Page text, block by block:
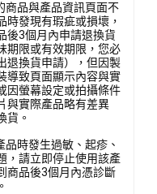
商品與產品資訊頁面不
時發現有瑕疵或損壞，
後3個月內申請退換貨
期限或有效期限，您必
退換貨申請），但因製
導致頁面顯示內容與實
因螢幕設定或拍攝條件
與實際產品略有差異
貨。
時發生過敏、起疹、
，請立即停止使用該產
商品後3個月內憑診斷